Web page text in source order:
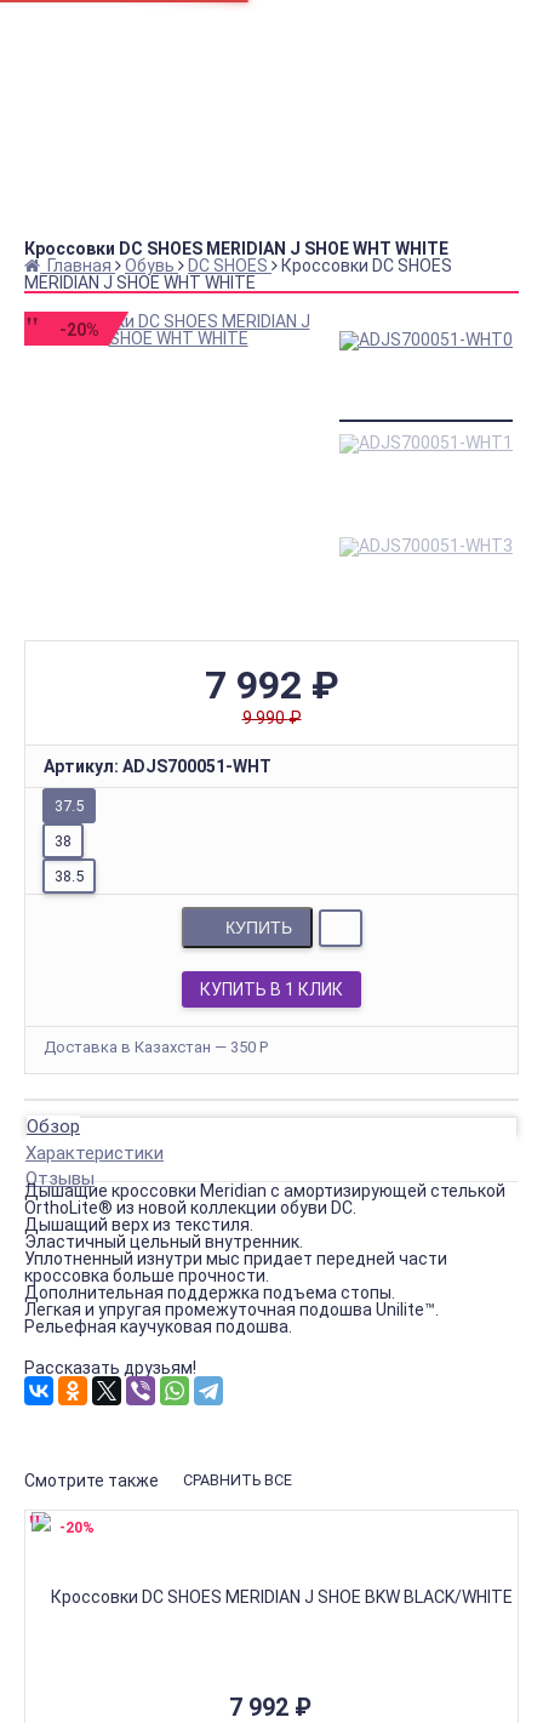
Кроссовки DC SHOES MERIDIAN J SHOE WHT WHITE
Главная
Обувь DC SHOES
Кроссовки DC SHOES
MERIDIAN J SHOE WHT WHITE
-20%
7 992 ₽
9 990₽
Артикул: ADJS700051-WHT
37.5
38
38.5
КУПИТЬ
КУПИТЬ В 1 КЛИК
Доставка в Казахстан — 350 Р
Обзор
Характеристики
Отзывы
Дышащие кроссовки Meridian с амортизирующей стелькой
OrthoLite® из новой коллекции обуви DC.
Дышащий верх из текстиля.
Эластичный цельный внутренник.
Уплотненный изнутри мыс придает передней части
кроссовка больше прочности.
Дополнительная поддержка подъема стопы.
Легкая и упругая промежуточная подошва Unilite™.
Рельефная каучуковая подошва.
Рассказать друзьям!
Смотрите также СРАВНИТЬ ВСЕ
7 992 ₽
-20%